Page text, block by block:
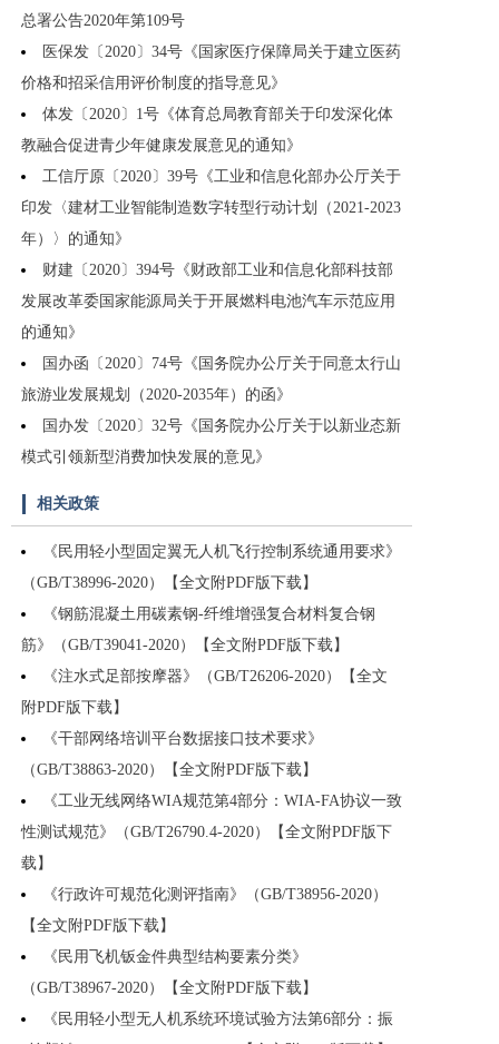
总署公告2020年第109号
医保发〔2020〕34号《国家医疗保障局关于建立医药
价格和招采信用评价制度的指导意见》
体发〔2020〕1号《体育总局教育部关于印发深化体
教融合促进青少年健康发展意见的通知》
工信厅原〔2020〕39号《工业和信息化部办公厅关于
印发〈建材工业智能制造数字转型行动计划（2021-2023
年）〉的通知》
财建〔2020〕394号《财政部工业和信息化部科技部
发展改革委国家能源局关于开展燃料电池汽车示范应用
的通知》
国办函〔2020〕74号《国务院办公厅关于同意太行山
旅游业发展规划（2020-2035年）的函》
国办发〔2020〕32号《国务院办公厅关于以新业态新
模式引领新型消费加快发展的意见》
相关政策
《民用轻小型固定翼无人机飞行控制系统通用要求》
（GB/T38996-2020）【全文附PDF版下载】
《钢筋混凝土用碳素钢-纤维增强复合材料复合钢
筋》（GB/T39041-2020）【全文附PDF版下载】
《注水式足部按摩器》（GB/T26206-2020）【全文
附PDF版下载】
《干部网络培训平台数据接口技术要求》
（GB/T38863-2020）【全文附PDF版下载】
《工业无线网络WIA规范第4部分：WIA-FA协议一致
性测试规范》（GB/T26790.4-2020）【全文附PDF版下
载】
《行政许可规范化测评指南》（GB/T38956-2020）
【全文附PDF版下载】
《民用飞机钣金件典型结构要素分类》
（GB/T38967-2020）【全文附PDF版下载】
《民用轻小型无人机系统环境试验方法第6部分：振